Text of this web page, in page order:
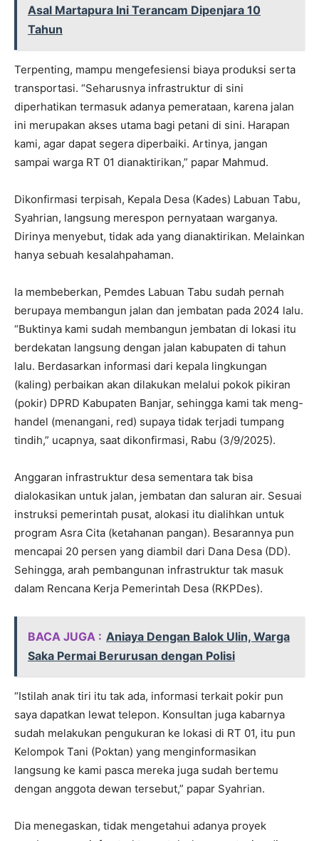
Asal Martapura Ini Terancam Dipenjara 10
Tahun
Terpenting, mampu mengefesiensi biaya produksi serta
transportasi. “Seharusnya infrastruktur di sini
diperhatikan termasuk adanya pemerataan, karena jalan
ini merupakan akses utama bagi petani di sini. Harapan
kami, agar dapat segera diperbaiki. Artinya, jangan
sampai warga RT 01 dianaktirikan,” papar Mahmud.
Dikonfirmasi terpisah, Kepala Desa (Kades) Labuan Tabu,
Syahrian, langsung merespon pernyataan warganya.
Dirinya menyebut, tidak ada yang dianaktirikan. Melainkan
hanya sebuah kesalahpahaman.
Ia membeberkan, Pemdes Labuan Tabu sudah pernah
berupaya membangun jalan dan jembatan pada 2024 lalu.
“Buktinya kami sudah membangun jembatan di lokasi itu
berdekatan langsung dengan jalan kabupaten di tahun
lalu. Berdasarkan informasi dari kepala lingkungan
(kaling) perbaikan akan dilakukan melalui pokok pikiran
(pokir) DPRD Kabupaten Banjar, sehingga kami tak meng-
handel (menangani, red) supaya tidak terjadi tumpang
tindih,” ucapnya, saat dikonfirmasi, Rabu (3/9/2025).
Anggaran infrastruktur desa sementara tak bisa
dialokasikan untuk jalan, jembatan dan saluran air. Sesuai
instruksi pemerintah pusat, alokasi itu dialihkan untuk
program Asra Cita (ketahanan pangan). Besarannya pun
mencapai 20 persen yang diambil dari Dana Desa (DD).
Sehingga, arah pembangunan infrastruktur tak masuk
dalam Rencana Kerja Pemerintah Desa (RKPDes).
BACA JUGA : Aniaya Dengan Balok Ulin, Warga
Saka Permai Berurusan dengan Polisi
“Istilah anak tiri itu tak ada, informasi terkait pokir pun
saya dapatkan lewat telepon. Konsultan juga kabarnya
sudah melakukan pengukuran ke lokasi di RT 01, itu pun
Kelompok Tani (Poktan) yang menginformasikan
langsung ke kami pasca mereka juga sudah bertemu
dengan anggota dewan tersebut,” papar Syahrian.
Dia menegaskan, tidak mengetahui adanya proyek